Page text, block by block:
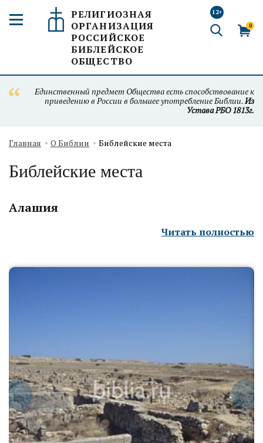
РЕЛИГИОЗНАЯ
ОРГАНИЗАЦИЯ
РОССИЙСКОЕ
БИБЛЕЙСКОЕ
ОБЩЕСТВО
12+
0
Единственный предмет Общества есть способствование к
приведению в России в большее употребление Библии.Из
Устава РБО 1813г.
Главная О Библии Библейские места
Библейские места
Алашия
Читать полностью
Городище. Вид
с запада